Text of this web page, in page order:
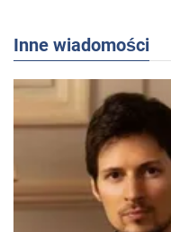
Inne wiadomości